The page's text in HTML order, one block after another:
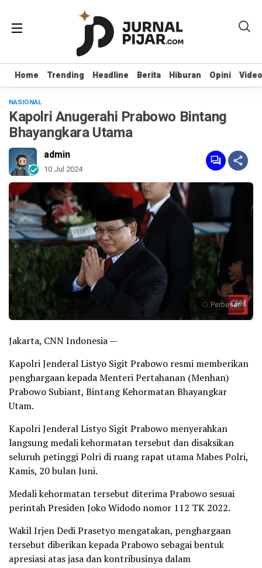
Home Trending Headline Berita Hiburan Opini Video
Home Trending Headline Berita Hiburan Opini Video
NASIONAL
Kapolri Anugerahi Prabowo Bintang
Bhayangkara Utama
admin
10 Jul 2024
Perbesar
Jakarta, CNN Indonesia —
Kapolri Jenderal Listyo Sigit Prabowo resmi memberikan
penghargaan kepada Menteri Pertahanan (Menhan)
Prabowo Subiant, Bintang Kehormatan Bhayangkar
Utam.
Kapolri Jenderal Listyo Sigit Prabowo menyerahkan
langsung medali kehormatan tersebut dan disaksikan
seluruh petinggi Polri di ruang rapat utama Mabes Polri,
Kamis, 20 bulan Juni.
Medali kehormatan tersebut diterima Prabowo sesuai
perintah Presiden Joko Widodo nomor 112 TK 2022.
Wakil Irjen Dedi Prasetyo mengatakan, penghargaan
tersebut diberikan kepada Prabowo sebagai bentuk
apresiasi atas jasa dan kontribusinya dalam